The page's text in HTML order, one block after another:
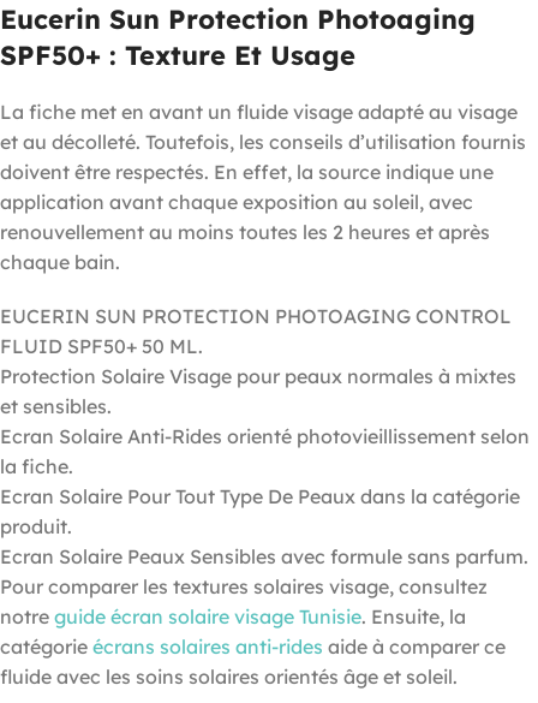
Eucerin Sun Protection Photoaging
SPF50+ : Texture Et Usage
La fiche met en avant un fluide visage adapté au visage
et au décolleté. Toutefois, les conseils d’utilisation fournis
doivent être respectés. En effet, la source indique une
application avant chaque exposition au soleil, avec
renouvellement au moins toutes les 2 heures et après
chaque bain.
EUCERIN SUN PROTECTION PHOTOAGING CONTROL
FLUID SPF50+ 50 ML.
Protection Solaire Visage pour peaux normales à mixtes
et sensibles.
Ecran Solaire Anti-Rides orienté photovieillissement selon
la fiche.
Ecran Solaire Pour Tout Type De Peaux dans la catégorie
produit.
Ecran Solaire Peaux Sensibles avec formule sans parfum.
Pour comparer les textures solaires visage, consultez
notre guide écran solaire visage Tunisie. Ensuite, la
catégorie écrans solaires anti-rides aide à comparer ce
fluide avec les soins solaires orientés âge et soleil.